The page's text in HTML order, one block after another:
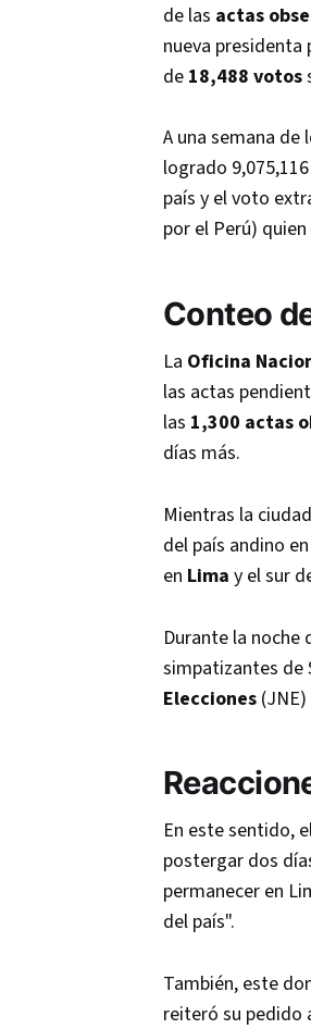
de las actas
nueva presidenta
de 18,488 votos
A una semana de
logrado
país y el voto
por el Perú)
Conteo
La Oficina
las actas
las 1,300 actas
días más.
Mientras la
del país andino
en Lima y el sur
Durante la noche
simpatizantes de
Elecciones (JNE)
En este sentido,
postergar dos
permanecer en
del país".
También, este
reiteró su pedido